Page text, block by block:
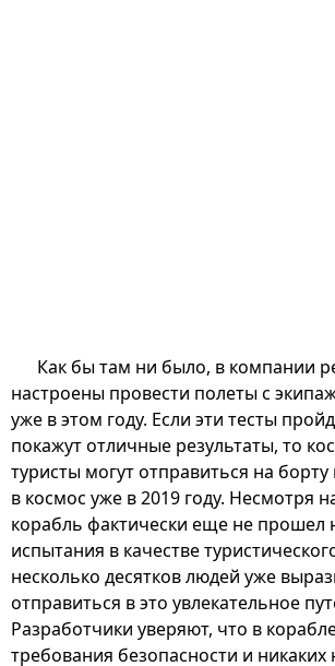
Как бы там ни было, в компании
настроены провести полеты с
уже в этом году. Если эти тесты
покажут отличные результаты, то
туристы могут отправиться на
в космос уже в 2019 году. Несмотря
корабль фактически еще не прошел
испытания в качестве
несколько десятков людей уже
отправиться в это увлекательное
Разработчики уверяют, что в
требования безопасности и